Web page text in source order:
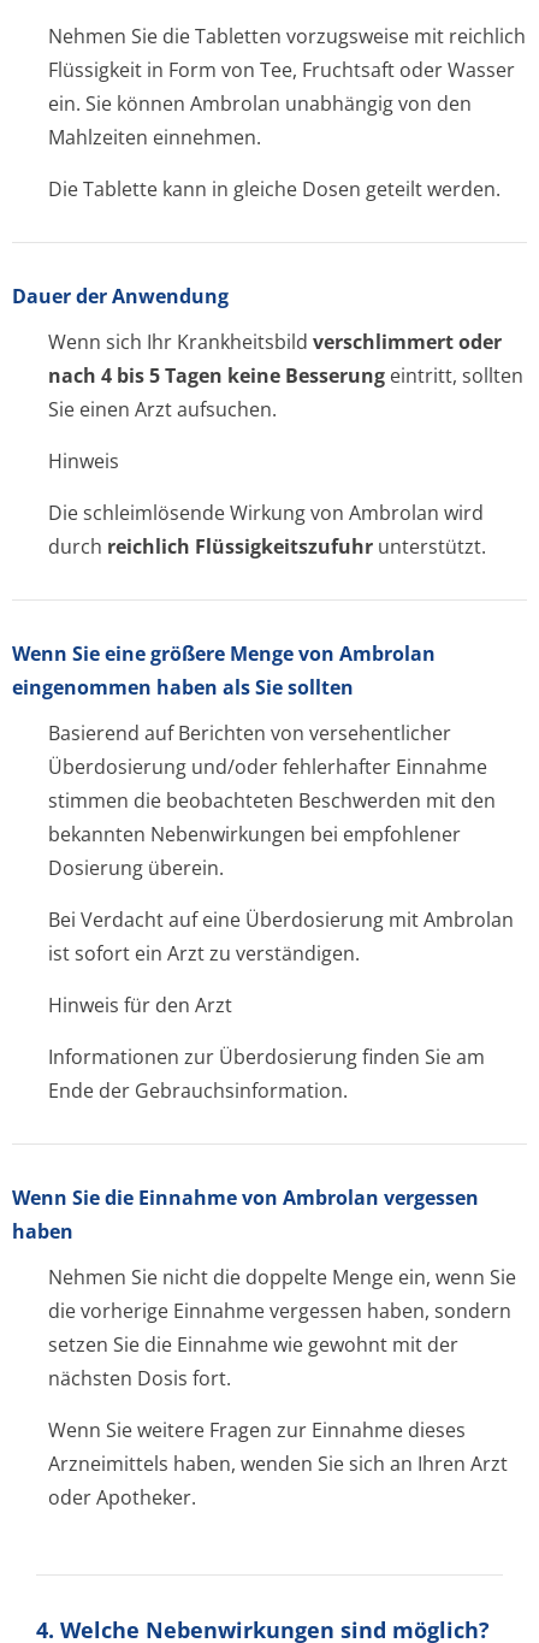
Nehmen Sie die Tabletten vorzugsweise mit reichlich
Flüssigkeit in Form von Tee, Fruchtsaft oder Wasser
ein. Sie können Ambrolan unabhängig von den
Mahlzeiten einnehmen.
Die Tablette kann in gleiche Dosen geteilt werden.
Dauer der Anwendung
Wenn sich Ihr Krankheitsbild verschlimmert oder
nach 4 bis 5 Tagen keine Besserung eintritt, sollten
Sie einen Arzt aufsuchen.
Hinweis
Die schleimlösende Wirkung von Ambrolan wird
durch reichlich Flüssigkeitszufuhr unterstützt.
Wenn Sie eine größere Menge von Ambrolan
eingenommen haben als Sie sollten
Basierend auf Berichten von versehentlicher
Überdosierung und/oder fehlerhafter Einnahme
stimmen die beobachteten Beschwerden mit den
bekannten Nebenwirkungen bei empfohlener
Dosierung überein.
Bei Verdacht auf eine Überdosierung mit Ambrolan
ist sofort ein Arzt zu verständigen.
Hinweis für den Arzt
Informationen zur Überdosierung finden Sie am
Ende der Gebrauchsinfor­mation.
Wenn Sie die Einnahme von Ambrolan vergessen
haben
Nehmen Sie nicht die doppelte Menge ein, wenn Sie
die vorherige Einnahme vergessen haben, sondern
setzen Sie die Einnahme wie gewohnt mit der
nächsten Dosis fort.
Wenn Sie weitere Fragen zur Einnahme dieses
Arzneimittels haben, wenden Sie sich an Ihren Arzt
oder Apotheker.
4. Welche Nebenwirkungen sind möglich?